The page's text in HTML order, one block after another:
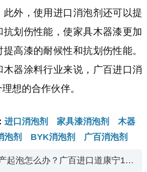
此外，使用进口消泡剂还可以提
抗划伤性能，使家具木器漆更加
高漆的耐候性和抗划伤性能。
木器涂料行业来说，广百进口消
想的合作伙伴。
进口消泡剂 家具漆消泡剂 木器
泡剂 BYK消泡剂 广百消泡剂
饮料生产起泡怎么办？广百进口道康宁1520消泡剂来帮你